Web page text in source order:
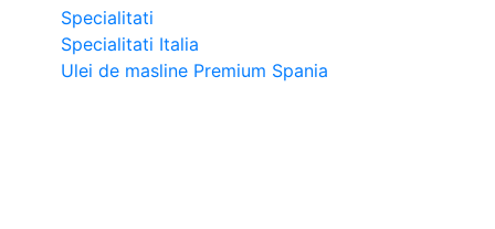
Specialitati
Specialitati Italia
Ulei de masline Premium Spania